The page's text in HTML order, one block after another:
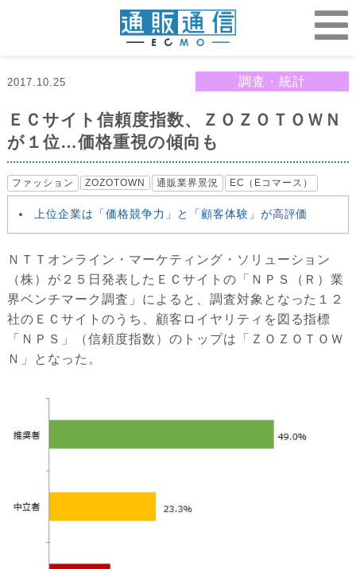
2017.10.25 調査・統計
ＥＣサイト信頼度指数、ＺＯＺＯＴＯＷＮ
が１位…価格重視の傾向も
ファッション ZOZOTOWN 通販業界景況 EC（Eコマース）
上位企業は「価格競争力」と「顧客体験」が高評価
ＮＴＴオンライン・マーケティング・ソリューション
（株）が２５日発表したＥＣサイトの「ＮＰＳ（Ｒ）業
界ベンチマーク調査」によると、調査対象となった１２
社のＥＣサイトのうち、顧客ロイヤリティを図る指標
「ＮＰＳ」（信頼度指数）のトップは「ＺＯＺＯＴＯＷ
Ｎ」となった。